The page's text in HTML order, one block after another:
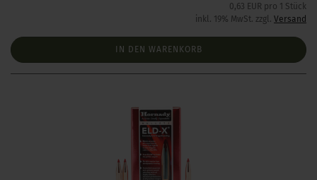
0,63 EUR pro 1 Stück
inkl. 19% MwSt. zzgl. Versand
IN DEN WARENKORB